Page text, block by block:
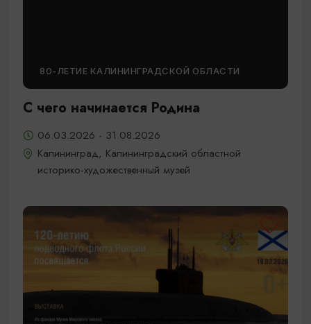
80-ЛЕТИЕ КАЛИНИНГРАДСКОЙ ОБЛАСТИ
С чего начинается Родина
06.03.2026 - 31.08.2026
Калининград, Калининградский областной
историко-художественный музей